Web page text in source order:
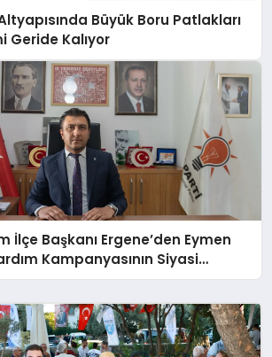
Büyük Boru Patlakları
Geride Kalıyor
İlçe Başkanı Ergene’den Eymen
Kampanyasının Siyasi
Kınıyorum”